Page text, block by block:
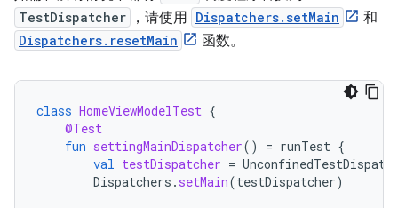
TestDispatcher ，请使用 Dispatchers.setMain 和
Dispatchers.resetMain 函数。
class HomeViewModelTest {
@Test
fun settingMainDispatcher() = runTest {
val testDispatcher =
Dispatchers . setMain(testDispatcher)